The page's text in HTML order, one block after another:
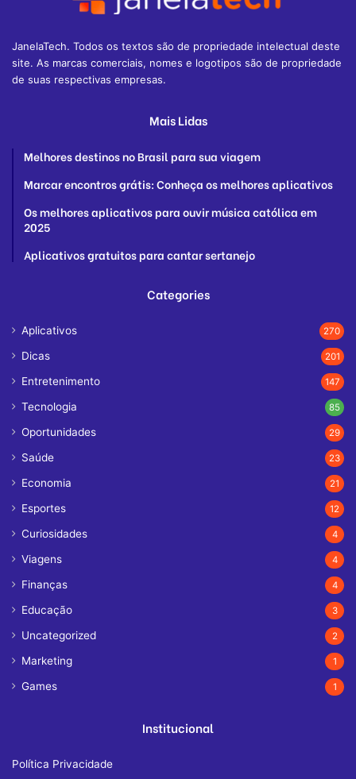
JanelaTech. Todos os textos são de propriedade intelectual deste
site. As marcas comerciais, nomes e logotipos são de propriedade
de suas respectivas empresas.
Mais Lidas
Melhores destinos no Brasil para sua viagem
Marcar encontros grátis: Conheça os melhores aplicativos
Os melhores aplicativos para ouvir música católica em
2025
Aplicativos gratuitos para cantar sertanejo
Categories
Aplicativos 270
Dicas 201
Entretenimento 147
Tecnologia 85
Oportunidades 29
Saúde 23
Economia 21
Esportes 12
Curiosidades 4
Viagens 4
Finanças 4
Educação 3
Uncategorized 2
Marketing 1
Games 1
Institucional
Política Privacidade